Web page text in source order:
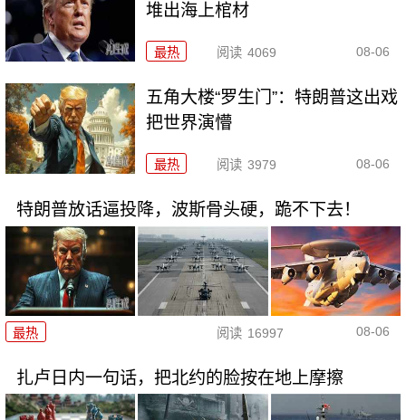
堆出海上棺材
最热 阅读 4069 08-06
五角大楼“罗生门”：特朗普这出戏
把世界演懵
最热 阅读 3979 08-06
特朗普放话逼投降，波斯骨头硬，跪不下去！
最热 阅读 16997 08-06
扎卢日内一句话，把北约的脸按在地上摩擦